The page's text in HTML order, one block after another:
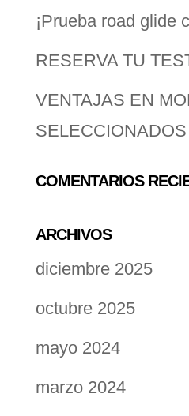
¡Prueba road glide
RESERVA TU
VENTAJAS EN
SELECCIONADOS
COMENTARIOS
ARCHIVOS
diciembre 2025
octubre 2025
mayo 2024
marzo 2024